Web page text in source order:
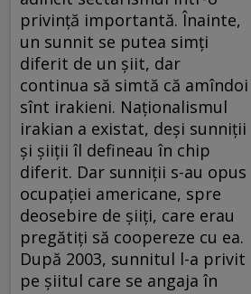
privinţă importantă. Înainte,
un sunnit se putea simţi
diferit de un şiit, dar
continua să simtă că amîndoi
sînt irakieni. Naţionalismul
irakian a existat, deşi sunniţii
şi şiiţii îl defineau în chip
diferit. Dar sunniţii s-au opus
ocupaţiei americane, spre
deosebire de şiiţi, care erau
pregătiţi să coopereze cu ea.
După 2003, sunnitul l-a privit
pe şiitul care se angaja în